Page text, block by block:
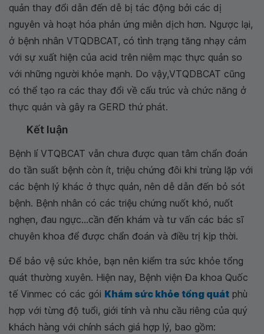
quản thay đổi dẫn đến dễ bị tác động bởi các dị
nguyên và hoạt hóa phản ứng miễn dịch hơn. Ngược lại,
ở bệnh nhân VTQDBCAT, có tình trạng tăng nhạy cảm
với sự xuất hiện của acid trên niêm mạc thực quản so
với những người khỏe mạnh. Do vậy,VTQDBCAT cũng
có thể tạo ra các thay đổi về cấu trúc và chức năng ở
thực quản và gây ra GERD thứ phát.
Kết luận
Bệnh lí VTQBCAT vẫn chưa được quan tâm chẩn đoán
do tần suất bệnh còn ít, triệu chứng đôi khi trùng lặp với
các bệnh lý khác ở thực quản, nên dễ dẫn đến bỏ sót
bệnh. Bệnh nhân có các triệu chứng nuốt khó, nuốt
nghẹn, đau ngực...cần đến khám và tư vấn các bác sĩ
chuyên khoa để được chẩn đoán và điều trị kịp thời.
Để bảo vệ sức khỏe, bạn nên kiểm tra sức khỏe tổng
quát thường xuyên. Hiện nay, Bệnh viện Đa khoa Quốc
tế Vinmec có các gói Khám sức khỏe tổng quát phù
hợp với từng độ tuổi, giới tính và nhu cầu riêng của quý
khách hàng với chính sách giá hợp lý, bao gồm: